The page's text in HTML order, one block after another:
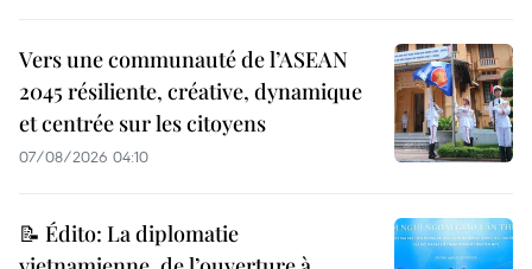
Vers une communauté de l’ASEAN
2045 résiliente, créative, dynamique
et centrée sur les citoyens
07/08/2026 04:10
📝 Édito: La diplomatie